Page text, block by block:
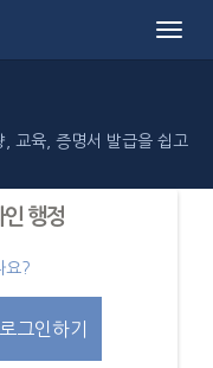
교육, 증명서 발급을 쉽고
행정
요?
그인하기